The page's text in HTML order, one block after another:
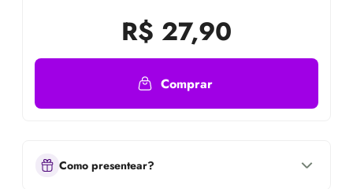
R$ 27,90
Comprar
Como presentear?